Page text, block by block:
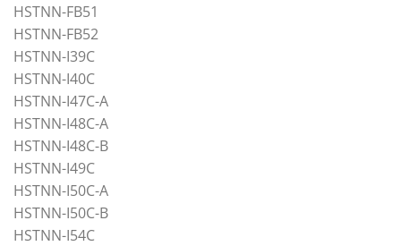
HSTNN-FB51
HSTNN-FB52
HSTNN-I39C
HSTNN-I40C
HSTNN-I47C-A
HSTNN-I48C-A
HSTNN-I48C-B
HSTNN-I49C
HSTNN-I50C-A
HSTNN-I50C-B
HSTNN-I54C